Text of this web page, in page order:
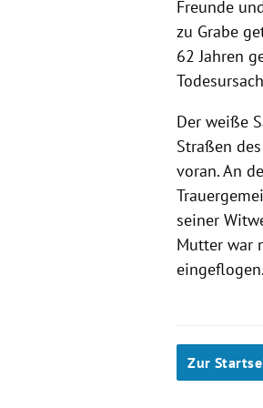
Freunde
zu Grabe
62 Jahren
Der weiße
Straßen
voran. An
seiner
Mutter war
Zur